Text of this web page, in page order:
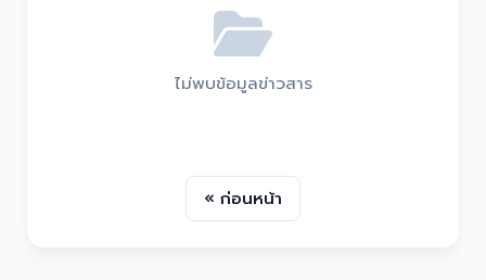
ไม่พบข้อมูลข่าวสาร
« ก่อนหน้า